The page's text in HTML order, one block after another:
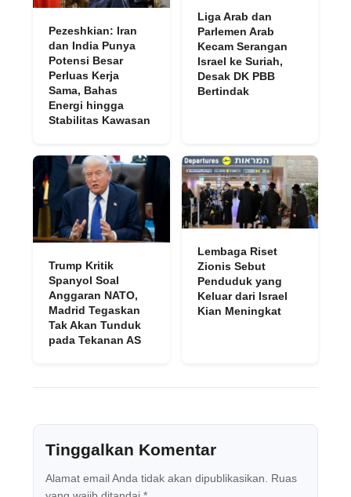
Pezeshkian: Iran
dan India Punya
Potensi Besar
Perluas Kerja
Sama, Bahas
Energi hingga
Stabilitas Kawasan
Liga Arab dan
Parlemen Arab
Kecam Serangan
Israel ke Suriah,
Desak DK PBB
Bertindak
Trump Kritik
Spanyol Soal
Anggaran NATO,
Madrid Tegaskan
Tak Akan Tunduk
pada Tekanan AS
Lembaga Riset
Zionis Sebut
Penduduk yang
Keluar dari Israel
Kian Meningkat
Tinggalkan Komentar
Alamat email Anda tidak akan dipublikasikan.
Ruas